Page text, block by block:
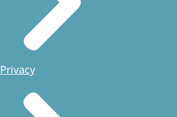
Privacy